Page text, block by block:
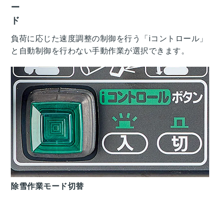
ー
ド
負荷に応じた速度調整の制御を行う「iコントロール」
と自動制御を行わない手動作業が選択できます。
除雪作業モード切替